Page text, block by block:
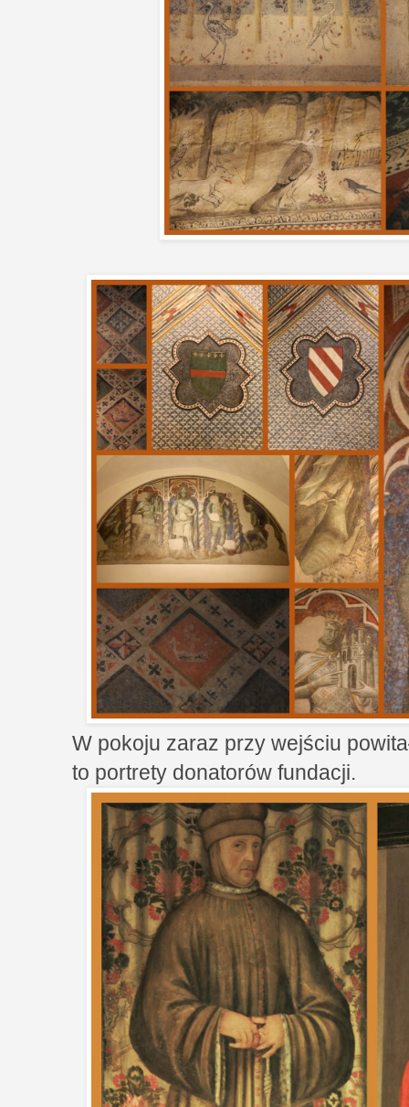
W pokoju zaraz przy wejściu
to portrety donatorów fundacji.